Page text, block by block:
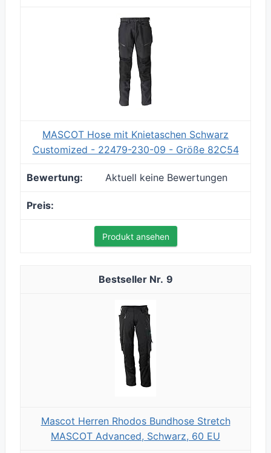
MASCOT Hose mit Knietaschen Schwarz
Customized - 22479-230-09 - Größe 82C54
Aktuell keine Bewertungen
Produkt ansehen
9
Mascot Herren Rhodos Bundhose Stretch
MASCOT Advanced, Schwarz, 60 EU